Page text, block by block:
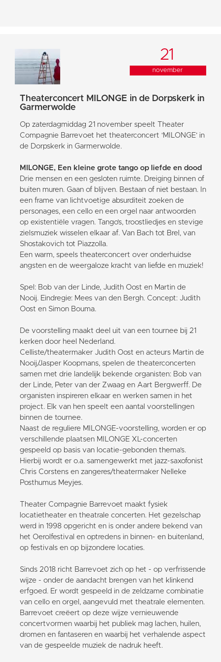
21
november
Theaterconcert MILONGE in de Dorpskerk in
Garmerwolde
Op zaterdagmiddag 21 november speelt Theater
Compagnie Barrevoet het theaterconcert ‘MILONGE’ in
de Dorpskerk in Garmerwolde.
MILONGE, Een kleine grote tango op liefde en dood
Drie mensen en een gesloten ruimte. Dreiging binnen of
buiten muren. Gaan of blijven. Bestaan of niet bestaan. In
een frame van lichtvoetige absurditeit zoeken de
personages, een cello en een orgel naar antwoorden
op existentiële vragen. Tango’s, troostliedjes en stevige
zielsmuziek wisselen elkaar af. Van Bach tot Brel, van
Shostakovich tot Piazzolla.
Een warm, speels theaterconcert over onderhuidse
angsten en de weergaloze kracht van liefde en muziek!
Spel: Bob van der Linde, Judith Oost en Martin de
Nooij. Eindregie: Mees van den Bergh. Concept: Judith
Oost en Simon Bouma.
De voorstelling maakt deel uit van een tournee bij 21
kerken door heel Nederland.
Celliste/theatermaker Judith Oost en acteurs Martin de
Nooij/Jasper Koopmans, spelen de theaterconcerten
samen met drie landelijk bekende organisten: Bob van
der Linde, Peter van der Zwaag en Aart Bergwerff. De
organisten inspireren elkaar en werken samen in het
project. Elk van hen speelt een aantal voorstellingen
binnen de tournee.
Naast de reguliere MILONGE-voorstelling, worden er op
verschillende plaatsen MILONGE XL-concerten
gespeeld op basis van locatie-gebonden thema’s.
Hierbij wordt er o.a. samengewerkt met jazz-saxofonist
Chris Corstens en zangeres/theatermaker Nelleke
Posthumus Meyjes.
Theater Compagnie Barrevoet maakt fysiek
locatietheater en theatrale concerten. Het gezelschap
werd in 1998 opgericht en is onder andere bekend van
het Oerolfestival en optredens in binnen- en buitenland,
op festivals en op bijzondere locaties.
Sinds 2018 richt Barrevoet zich op het - op verfrissende
wijze - onder de aandacht brengen van het klinkend
erfgoed. Er wordt gespeeld in de zeldzame combinatie
van cello en orgel, aangevuld met theatrale elementen.
Barrevoet creëert op deze wijze vernieuwende
concertvormen waarbij het publiek mag lachen, huilen,
dromen en fantaseren en waarbij het verhalende aspect
van de gespeelde muziek de nadruk heeft.